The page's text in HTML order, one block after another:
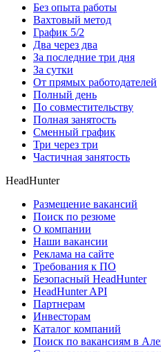
Без опыта работы
Вахтовый метод
График 5/2
Два через два
За последние три дня
За сутки
От прямых работодателей
Полный день
По совместительству
Полная занятость
Сменный график
Три через три
Частичная занятость
HeadHunter
Размещение вакансий
Поиск по резюме
О компании
Наши вакансии
Реклама на сайте
Требования к ПО
Безопасный HeadHunter
HeadHunter API
Партнерам
Инвесторам
Каталог компаний
Поиск по вакансиям в